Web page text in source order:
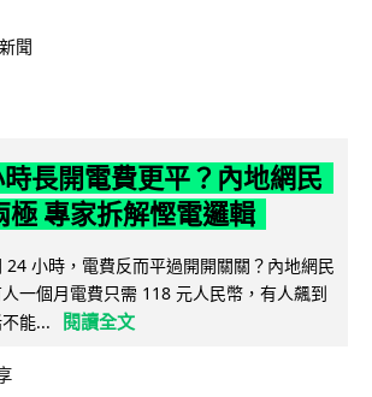
聞
長開電費更平？內地網民
極 專家拆解慳電邏輯
24 小時，電費反而平過開開關關？內地網民
一個月電費只需 118 元人民幣，有人飆到
能...
閱讀全文